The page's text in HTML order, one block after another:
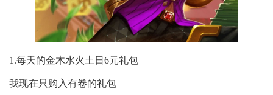
1.每天的金木水火土日6元礼包
我现在只购入有卷的礼包